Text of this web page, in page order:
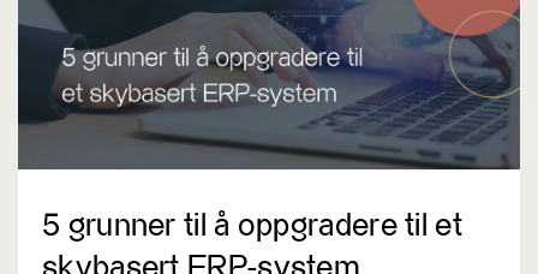
5 grunner til å oppgradere til et